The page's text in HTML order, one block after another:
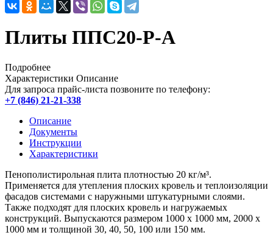
Плиты ППС20-Р-А
Подробнее
Характеристики Описание
Для запроса прайс-листа позвоните по телефону:
+7 (846) 21-21-338
Описание
Документы
Инструкции
Характеристики
Пенополистирольная плита плотностью 20 кг/м³.
Применяется для утепления плоских кровель и теплоизоляции
фасадов системами с наружными штукатурными слоями.
Также подходят для плоских кровель и нагружаемых
конструкций. Выпускаются размером 1000 х 1000 мм, 2000 х
1000 мм и толщиной 30, 40, 50, 100 или 150 мм.